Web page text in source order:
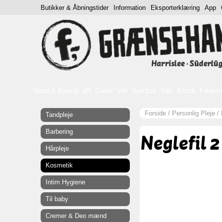
Forside / Personlig Pleje /
Neglefil
Tandpleje
Barbering
Hårpleje
Kosmetik
Intim Hygiene
Til baby
Cremer & Deo mænd
Butikker & Åbningstider Information Eksporterklæring App